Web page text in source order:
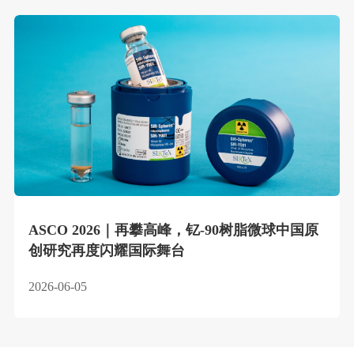
ASCO 2026｜再攀高峰，钇-90树脂微球中国原
创研究再度闪耀国际舞台
2026-06-05